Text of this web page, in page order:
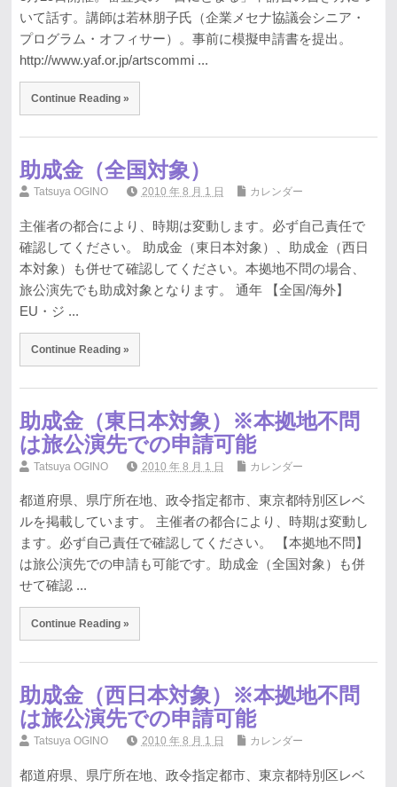
いて話す。講師は若林朋子氏（企業メセナ協議会シニア・
プログラム・オフィサー）。事前に模擬申請書を提出。
http://www.yaf.or.jp/artscommi ...
Continue Reading »
助成金（全国対象）
Tatsuya OGINO 2010 年 8 月 1 日 カレンダー
主催者の都合により、時期は変動します。必ず自己責任で
確認してください。 助成金（東日本対象）、助成金（西日
本対象）も併せて確認してください。本拠地不問の場合、
旅公演先でも助成対象となります。 通年 【全国/海外】
EU・ジ ...
Continue Reading »
助成金（東日本対象）※本拠地不問
は旅公演先での申請可能
Tatsuya OGINO 2010 年 8 月 1 日 カレンダー
都道府県、県庁所在地、政令指定都市、東京都特別区レベ
ルを掲載しています。 主催者の都合により、時期は変動し
ます。必ず自己責任で確認してください。 【本拠地不問】
は旅公演先での申請も可能です。助成金（全国対象）も併
せて確認 ...
Continue Reading »
助成金（西日本対象）※本拠地不問
は旅公演先での申請可能
Tatsuya OGINO 2010 年 8 月 1 日 カレンダー
都道府県、県庁所在地、政令指定都市、東京都特別区レベ